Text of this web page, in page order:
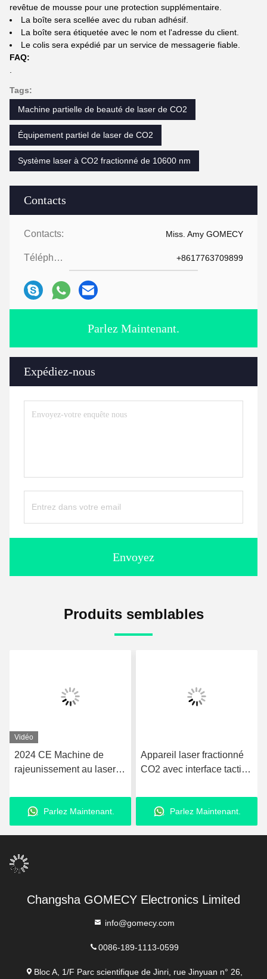
Contacts
Contacts: Miss. Amy GOMECY
Téléphone: +8617763709899
Parlez Maintenant.
Expédiez-nous
Envoyez
revêtue de mousse pour une protection supplémentaire.
La boîte sera scellée avec du ruban adhésif.
La boîte sera étiquetée avec le nom et l'adresse du client.
Le colis sera expédié par un service de messagerie fiable.
FAQ:
Tags:
Machine partielle de beauté de laser de CO2
Équipement partiel de laser de CO2
Système laser à CO2 fractionné de 10600 nm
Produits semblables
Appareil laser fractionné
CO2 avec interface tactile
avancée, élimination des
rides et lifting
Parlez Maintenant.
Medical Fractional CO2
Laser Device With Vaginal
Rejuvenation Skin
Tightening And
Pigmentation Therapy
Parlez Maintenant.
Changsha GOMECY Electronics Limited
info@gomecy.com
0086-189-1113-0599
Bloc A, 1/F Parc scientifique de Jinri, rue Jinyuan n° 26,